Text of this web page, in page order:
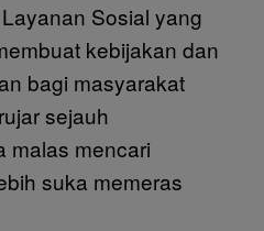
Sosial yang
kebijakan dan
bagi masyarakat
sejauh
malas mencari
suka memeras